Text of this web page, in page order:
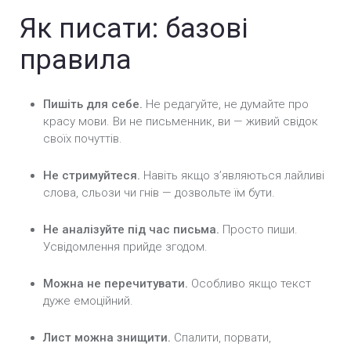
Як писати: базові
правила
Пишіть для себе. Не редагуйте, не думайте про
красу мови. Ви не письменник, ви — живий свідок
своїх почуттів.
Не стримуйтеся. Навіть якщо з’являються лайливі
слова, сльози чи гнів — дозвольте їм бути.
Не аналізуйте під час письма. Просто пиши.
Усвідомлення прийде згодом.
Можна не перечитувати. Особливо якщо текст
дуже емоційний.
Лист можна знищити. Спалити, порвати,